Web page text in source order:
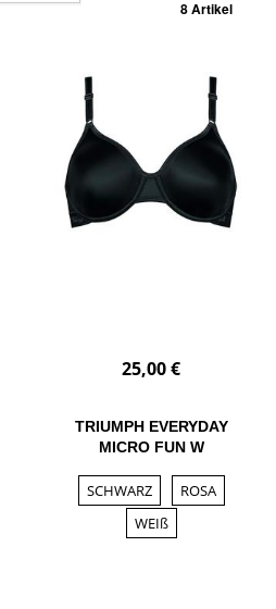
8 Artikel
25,00 €
TRIUMPH EVERYDAY
MICRO FUN W
SCHWARZ
ROSA
WEIß